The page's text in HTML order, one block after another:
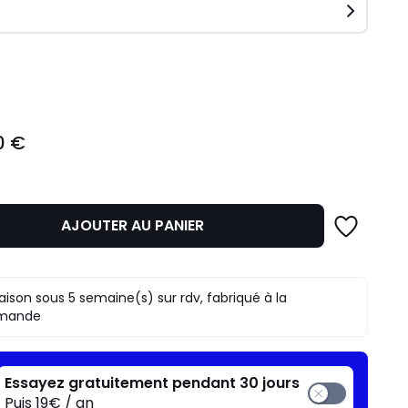
€
AJOUTER AU PANIER
sous 5 semaine(s) sur rdv, fabriqué à la
Essayez gratuitement pendant 30 jours
Puis 19€ / an